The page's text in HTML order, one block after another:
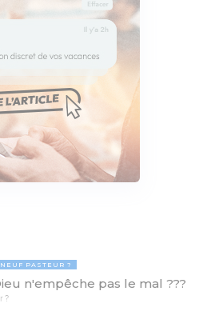
PASTEUR ?
n'empêche pas le mal ???
?